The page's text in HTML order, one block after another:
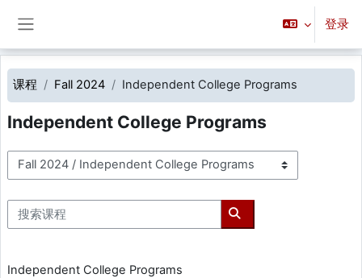
登录
课程 Fall 2024 Independent College Programs
Independent College Programs
课程类别
搜索课程
搜索课程
Independent College Programs